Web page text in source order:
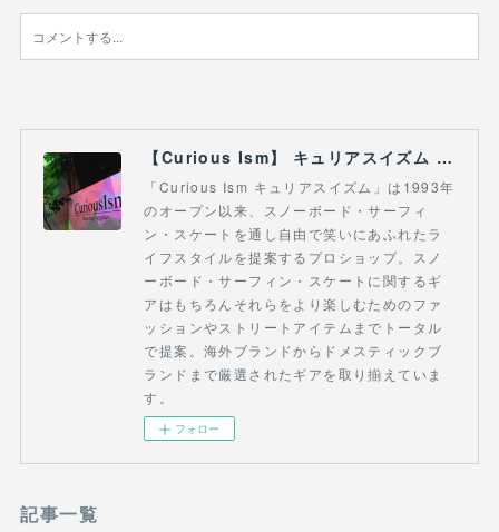
【Curious Ism】 キュリアスイズム l スノーボードショップ サーフショップ 福島県 会津若松市 郡山市 通販
「Curious Ism キュリアスイズム」は1993年
のオープン以来、スノーボード・サーフィ
ン・スケートを通し自由で笑いにあふれたラ
イフスタイルを提案するプロショップ。スノ
ーボード・サーフィン・スケートに関するギ
アはもちろんそれらをより楽しむためのファ
ッションやストリートアイテムまでトータル
で提案。海外ブランドからドメスティックブ
ランドまで厳選されたギアを取り揃えていま
す。
フォロー
記事一覧